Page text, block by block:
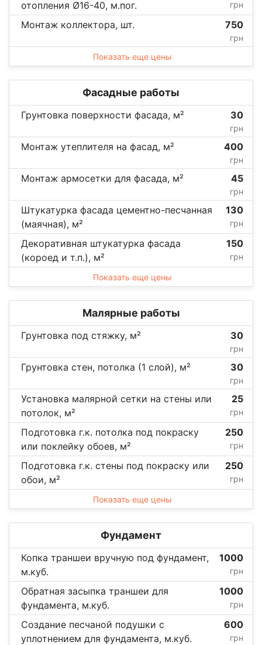
отопления Ø16-40, м.пог. грн
Монтаж коллектора, шт. 750
грн
Показать еще цены
Фасадные работы
Грунтовка поверхности фасада, м² 30
грн
Монтаж утеплителя на фасад, м² 400
грн
Монтаж армосетки для фасада, м² 45
грн
Штукатурка фасада цементно-песчанная
(маячная), м²
130
грн
Декоративная штукатурка фасада
(короед и т.п.), м²
150
грн
Показать еще цены
Малярные работы
Грунтовка под стяжку, м² 30
грн
Грунтовка стен, потолка (1 слой), м² 30
грн
Установка малярной сетки на стены или
потолок, м²
25
грн
Подготовка г.к. потолка под покраску
или поклейку обоев, м²
250
грн
Подготовка г.к. стены под покраску или
обои, м²
250
грн
Показать еще цены
Фундамент
Копка траншеи вручную под фундамент,
м.куб.
1000
грн
Обратная засыпка траншеи для
фундамента, м.куб.
1000
грн
Создание песчаной подушки с
уплотнением для фундамента, м.куб.
600
грн